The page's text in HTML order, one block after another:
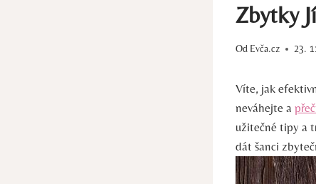
Zbytky
Od Evča.cz 23.
Víte, jak
neváhejte a
užitečné tipy a
dát šanci